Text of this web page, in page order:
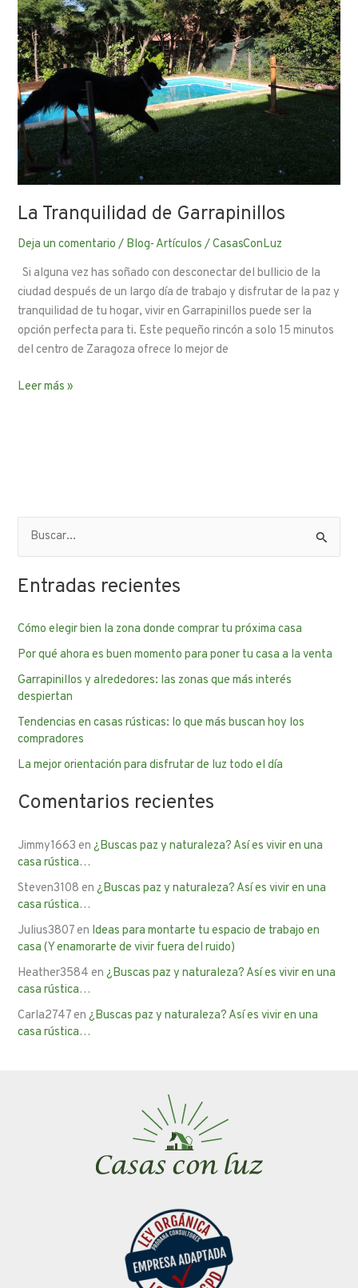
La Tranquilidad de Garrapinillos
Deja un comentario / Blog- Artículos /CasasConLuz
Si alguna vez has soñado con desconectar del bullicio de la
ciudad después de un largo día de trabajo y disfrutar de la paz y
tranquilidad de tu hogar, vivir en Garrapinillos puede ser la
opción perfecta para ti. Este pequeño rincón a solo 15 minutos
del centro de Zaragoza ofrece lo mejor de
Garrapinillos
Leer más »
s
a
r
p
o
r
Entradas recientes
Cómo elegir bien la zona donde comprar tu próxima casa
Por qué ahora es buen momento para poner tu casa a la venta
Garrapinillos y alrededores: las zonas que más interés
despiertan
Tendencias en casas rústicas: lo que más buscan hoy los
compradores
La mejor orientación para disfrutar de luz todo el día
Comentarios recientes
Jimmy1663 en¿Buscas paz y naturaleza? Así es vivir en una
casa rústica…
Steven3108 en¿Buscas paz y naturaleza? Así es vivir en una
casa rústica…
Julius3807en Ideas para montarte tu espacio de trabajo en
casa (Y enamorarte de vivir fuera del ruido)
Heather3584 en¿Buscas paz y naturaleza? Así es vivir en una
casa rústica…
Carla2747en¿Buscas paz y naturaleza? Así es vivir en una
casa rústica…